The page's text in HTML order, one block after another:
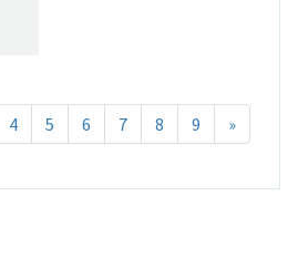
4 5 6 7 8 9 »